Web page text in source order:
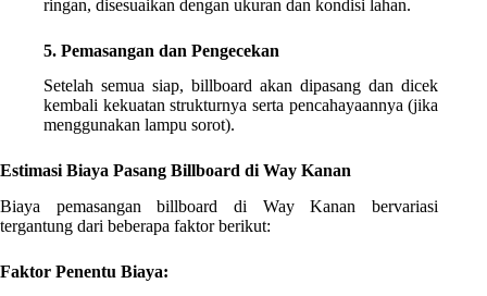
ringan, disesuaikan dengan ukuran dan kondisi lahan.
5. Pemasangan dan Pengecekan
Setelah semua siap, billboard akan dipasang dan dicek
kembali kekuatan strukturnya serta pencahayaannya (jika
menggunakan lampu sorot).
Estimasi Biaya Pasang Billboard di Way Kanan
Biaya pemasangan billboard di Way Kanan bervariasi
tergantung dari beberapa faktor berikut:
Faktor Penentu Biaya: